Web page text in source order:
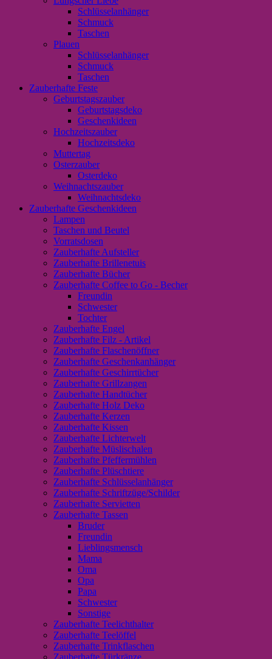
Schlüsselanhänger
Schmuck
Taschen
Plauen
Schlüsselanhänger
Schmuck
Taschen
Zauberhafte Feste
Geburtstagszauber
Geburtstagsdeko
Geschenkideen
Hochzeitszauber
Hochzeitsdeko
Muttertag
Osterzauber
Osterdeko
Weihnachtszauber
Weihnachtsdeko
Zauberhafte Geschenkideen
Lampen
Taschen und Beutel
Vorratsdosen
Zauberhafte Aufsteller
Zauberhafte Brillenetuis
Zauberhafte Bücher
Zauberhafte Coffee to Go - Becher
Freundin
Schwester
Tochter
Zauberhafte Engel
Zauberhafte Filz - Artikel
Zauberhafte Flaschenöffner
Zauberhafte Geschenkanhänger
Zauberhafte Geschirrtücher
Zauberhafte Grillzangen
Zauberhafte Handtücher
Zauberhafte Holz Deko
Zauberhafte Kerzen
Zauberhafte Kissen
Zauberhafte Lichterwelt
Zauberhafte Müslischalen
Zauberhafte Pfeffermühlen
Zauberhafte Plüschtiere
Zauberhafte Schlüsselanhänger
Zauberhafte Schriftzüge/Schilder
Zauberhafte Servietten
Zauberhafte Tassen
Bruder
Freundin
Lieblingsmensch
Mama
Oma
Opa
Papa
Schwester
Sonstige
Zauberhafte Teelichthalter
Zauberhafte Teelöffel
Zauberhafte Trinkflaschen
Zauberhafte Türkränze